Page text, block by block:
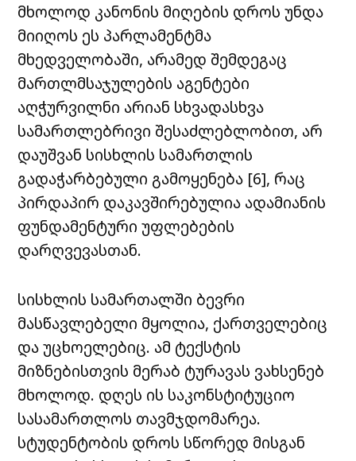
მხოლოდ კანონის მიღების დროს უნდა
მიიღოს ეს პარლამენტმა
მხედველობაში, არამედ შემდეგაც
მართლმსაჯულების აგენტები
აღჭურვილნი არიან სხვადასხვა
სამართლებრივი შესაძლებლობით, არ
დაუშვან სისხლის სამართლის
გადაჭარბებული გამოყენება [6], რაც
პირდაპირ დაკავშირებულია ადამიანის
ფუნდამენტური უფლებების
დარღვევასთან.
სისხლის სამართალში ბევრი
მასწავლებელი მყოლია, ქართველებიც
და უცხოელებიც. ამ ტექსტის
მიზნებისთვის მერაბ ტურავას ვახსენებ
მხოლოდ. დღეს ის საკონსტიტუციო
სასამართლოს თავმჯდომარეა.
სტუდენტობის დროს სწორედ მისგან